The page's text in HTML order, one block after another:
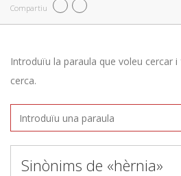
Compartiu
Introduïu la paraula que voleu cercar
cerca.
Sinònims de «hèrnia»